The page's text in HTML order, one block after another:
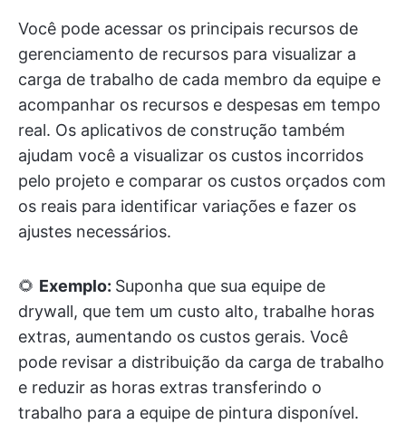
Você pode acessar os principais recursos de
gerenciamento de recursos para visualizar a
carga de trabalho de cada membro da equipe e
acompanhar os recursos e despesas em tempo
real. Os aplicativos de construção também
ajudam você a visualizar os custos incorridos
pelo projeto e comparar os custos orçados com
os reais para identificar variações e fazer os
ajustes necessários.
🌻 Exemplo: Suponha que sua equipe de
drywall, que tem um custo alto, trabalhe horas
extras, aumentando os custos gerais. Você
pode revisar a distribuição da carga de trabalho
e reduzir as horas extras transferindo o
trabalho para a equipe de pintura disponível.